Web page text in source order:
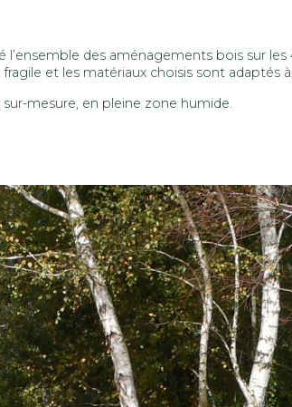
l’ensemble des aménagements bois sur
et les matériaux choisis sont adaptés
mesure, en pleine zone humide.